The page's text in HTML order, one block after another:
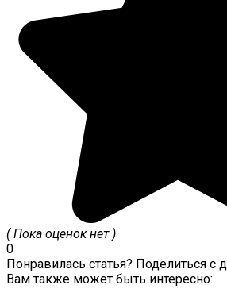
( Пока оценок нет )
0
Понравилась статья? Поделиться с
Вам также может быть интересно: